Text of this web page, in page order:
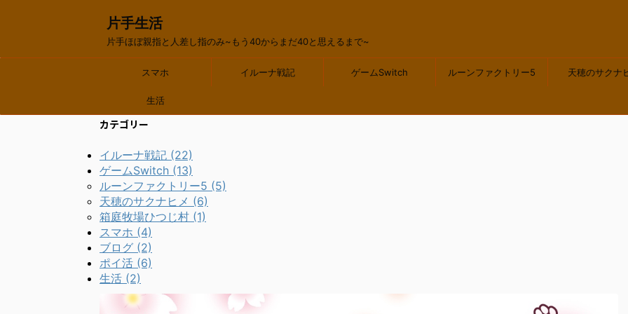
片手生活
片手ほぼ親指と人差し指のみ~もう40からまだ40と思えるまで~
スマホ イルーナ戦記 ゲームSwitch ルーンファクトリー5 天穂のサクナ
生活
カテゴリー
イルーナ戦記 (22)
ゲームSwitch (13)
ルーンファクトリー5 (5)
天穂のサクナヒメ (6)
箱庭牧場ひつじ村 (1)
スマホ (4)
ブログ (2)
ポイ活 (6)
生活 (2)